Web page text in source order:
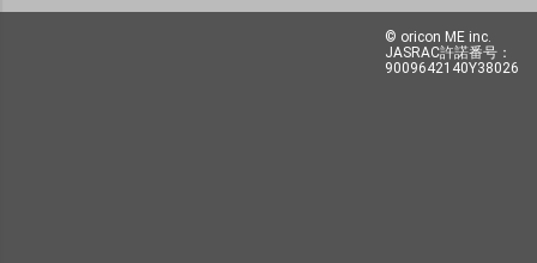
© oricon ME inc.
JASRAC許諾番号：
9009642140Y38026